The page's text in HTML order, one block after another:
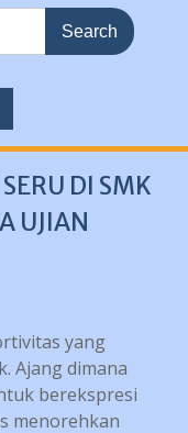
DI SMK
UJIAN
yang
Ajang dimana
berekspresi
menorehkan